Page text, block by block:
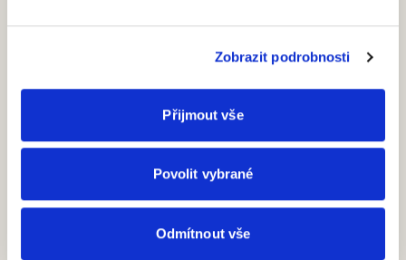
Zobrazit podrobnosti
Přijmout vše
Povolit vybrané
Odmítnout vše
Speciální otočné dveře
Speciální posuvné dveře
Agentura
Governance team